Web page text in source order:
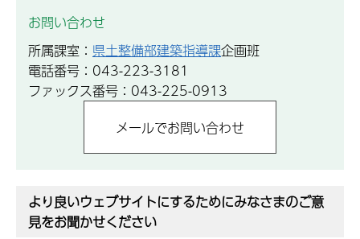
お問い合わせ
所属課室： 県土整備部建築指導課企画班
電話番号：043-223-3181
ファックス番号：043-225-0913
より良いウェブサイトにするためにみなさまのご意
見をお聞かせください